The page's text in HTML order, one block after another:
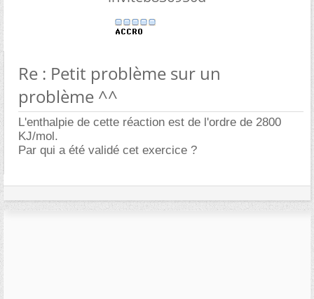
Re : Petit problème sur un
problème ^^
L'enthalpie de cette réaction est de l'ordre de 2800
KJ/mol.
Par qui a été validé cet exercice ?